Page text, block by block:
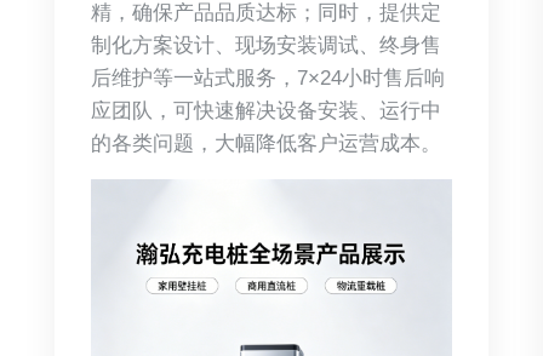
精，确保产品品质达标；同时，提供定
制化方案设计、现场安装调试、终身售
后维护等一站式服务，7×24小时售后响
应团队，可快速解决设备安装、运行中
的各类问题，大幅降低客户运营成本。